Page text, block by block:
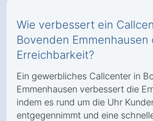
Wie verbessert ein
Bovenden Emmenhausen
Erreichbarkeit?
Ein gewerbliches Callcenter in
Emmenhausen verbessert die
indem es rund um die Uhr
entgegennimmt und eine